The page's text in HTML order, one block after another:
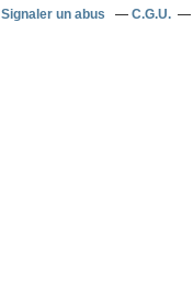
Signaler un abus C.G.U.